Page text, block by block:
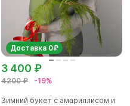
Доставка 0₽
4200 ₽ -19%
3 400 ₽
Зимний букет с амариллисом и